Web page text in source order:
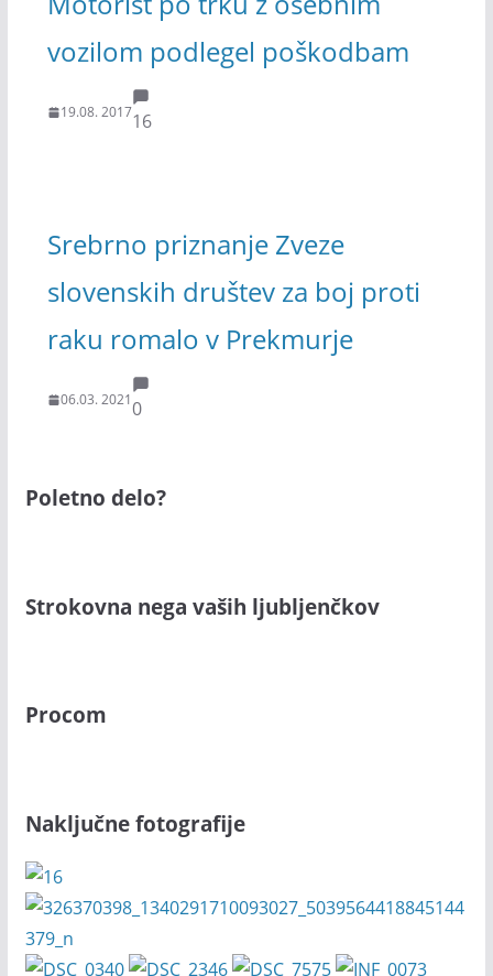
vozilom podlegel poškodbam
19.08. 201716
Srebrno priznanje Zveze
slovenskih društev za boj proti
raku romalo v Prekmurje
06.03. 20210
Poletno delo?
Strokovna nega vaših ljubljenčkov
Procom
Naključne fotografije